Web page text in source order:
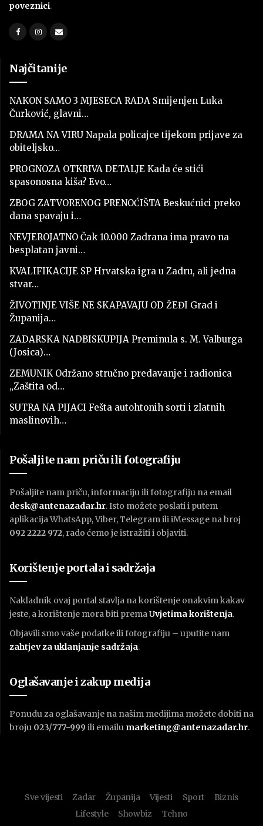
poveznici.
Najčitanije
NAKON SAMO 3 MJESECA RADA Smijenjen Luka
Čurković, glavni…
DRAMA NA VIRU Napala policajce tijekom prijave za
obiteljsko…
PROGNOZA OTKRIVA DETALJE Kada će stići
spasonosna kiša? Evo…
ZBOG ZATVORENOG PRENOĆIŠTA Beskućnici preko
dana spavaju i…
NEVJEROJATNO Čak 10.000 Zadrana ima pravo na
besplatan javni…
KVALIFIKACIJE SP Hrvatska igra u Zadru, ali jedna
stvar…
ŽIVOTINJE VIŠE NE SKAPAVAJU OD ŽEĐI Grad i
Županija…
ZADARSKA NADBISKUPIJA Preminula s. M. Valburga
(Josica)…
ZEMUNIK Održano stručno predavanje i radionica
„Zaštita od…
SUTRA NA PIJACI Fešta autohtonih sorti i zlatnih
maslinovih…
Pošaljite nam priču ili fotografiju
Pošaljite nam priču, informaciju ili fotografiju na email
desk@antenazadar.hr. Isto možete poslati i putem
aplikacija WhatsApp, Viber, Telegram ili iMessage na broj
092 2222 972, rado ćemo je istražiti i objaviti.
Korištenje portala i sadržaja
Nakladnik ovaj portal stavlja na korištenje onakvim kakav
jeste, a korištenje mora biti prema Uvjetima korištenja.
Objavili smo vaše podatke ili fotografiju – uputite nam
zahtjev za uklanjanje sadržaja.
Oglašavanje i zakup medija
Ponudu za oglašavanje na našim medijima možete dobiti na
broju 023/777-999 ili emailu marketing@antenazadar.hr.
Sve vijesti Zadar Županija Vijesti Sport
Biznis
Lifestyle
Showbiz Tehno